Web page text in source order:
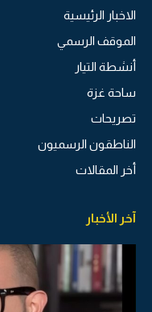
الاخبار الرئيسية
الموقف الرسمي
أنشطة التيار
ساحة غزة
تصريحات
الناطقون الرسميون
أخر المقالات
آخر الأخبار